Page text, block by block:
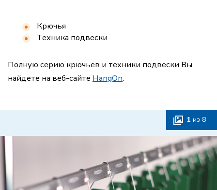
Крючья
Техника подвески
Полную серию крючьев и техники подвески Вы
найдете на веб-сайте HangOn.
1 из 8